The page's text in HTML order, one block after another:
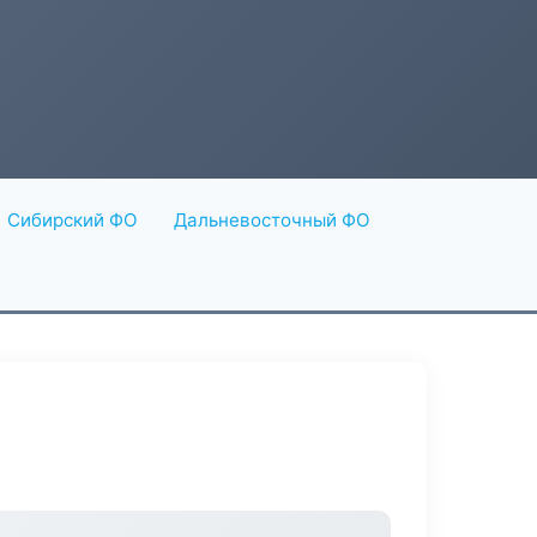
Сибирский ФО Дальневосточный ФО